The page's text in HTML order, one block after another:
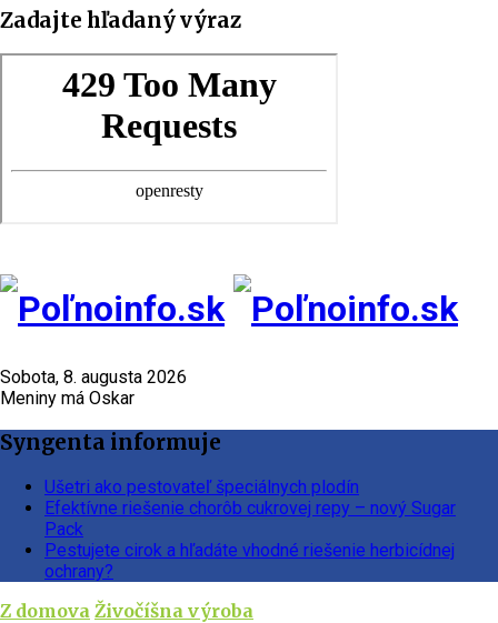
Zadajte hľadaný výraz
Sobota, 8. augusta 2026
Meniny má Oskar
Syngenta informuje
Ušetri ako pestovateľ špeciálnych plodín
Efektívne riešenie chorôb cukrovej repy – nový Sugar
Pack
Pestujete cirok a hľadáte vhodné riešenie herbicídnej
ochrany?
Z domova Živočíšna výroba